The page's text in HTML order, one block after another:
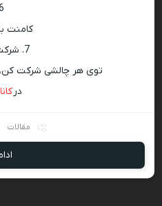
6.
کامنت
7. شرکت تو چالش‌ها و مسابقات
توی هر چالشی شرکت
در
مقالات